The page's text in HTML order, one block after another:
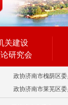
关建设
研究会
政协济南市槐荫区
政协济南市莱芜区